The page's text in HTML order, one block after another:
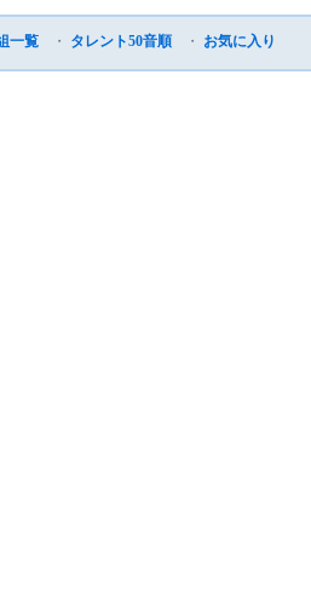
一覧 ・ タレント50音順 ・ お気に入り